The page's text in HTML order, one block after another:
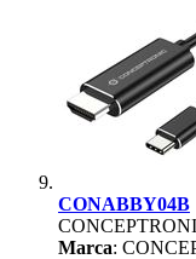
CONABBY04B
Marca: